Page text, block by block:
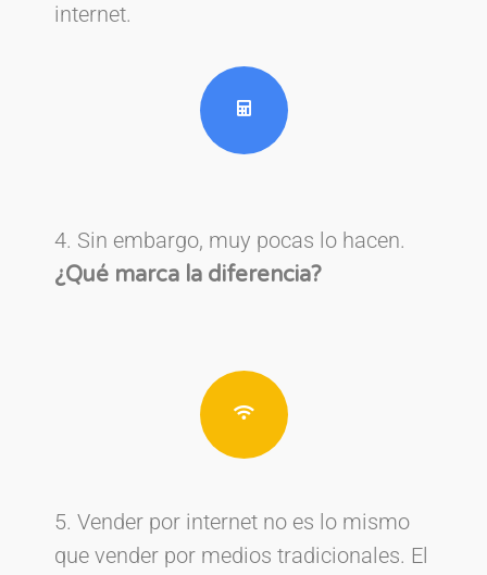
internet.
4. Sin embargo, muy pocas lo hacen.
¿Qué marca la diferencia?
5. Vender por internet no es lo mismo
que vender por medios tradicionales. El